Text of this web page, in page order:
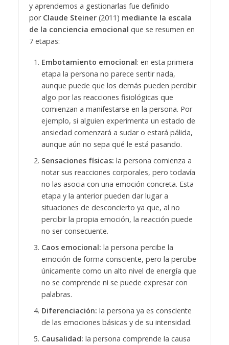
y aprendemos a gestionarlas fue definido
por Claude Steiner(2011) mediante la escala
de la conciencia emocional que se resumen en
7 etapas:
Embotamiento emocional: en esta primera
etapa la persona no parece sentir nada,
aunque puede que los demás pueden percibir
algo por las reacciones fisiológicas que
comienzan a manifestarse en la persona. Por
ejemplo, si alguien experimenta un estado de
ansiedad comenzará a sudar o estará pálida,
aunque aún no sepa qué le está pasando.
Sensaciones físicas: la persona comienza a
notar sus reacciones corporales, pero todavía
no las asocia con una emoción concreta. Esta
etapa y la anterior pueden dar lugar a
situaciones de desconcierto ya que, al no
percibir la propia emoción, la reacción puede
no ser consecuente.
Caos emocional: la persona percibe la
emoción de forma consciente, pero la percibe
únicamente como un alto nivel de energía que
no se comprende ni se puede expresar con
palabras.
Diferenciación: la persona ya es consciente
de las emociones básicas y de su intensidad.
Causalidad: la persona comprende la causa